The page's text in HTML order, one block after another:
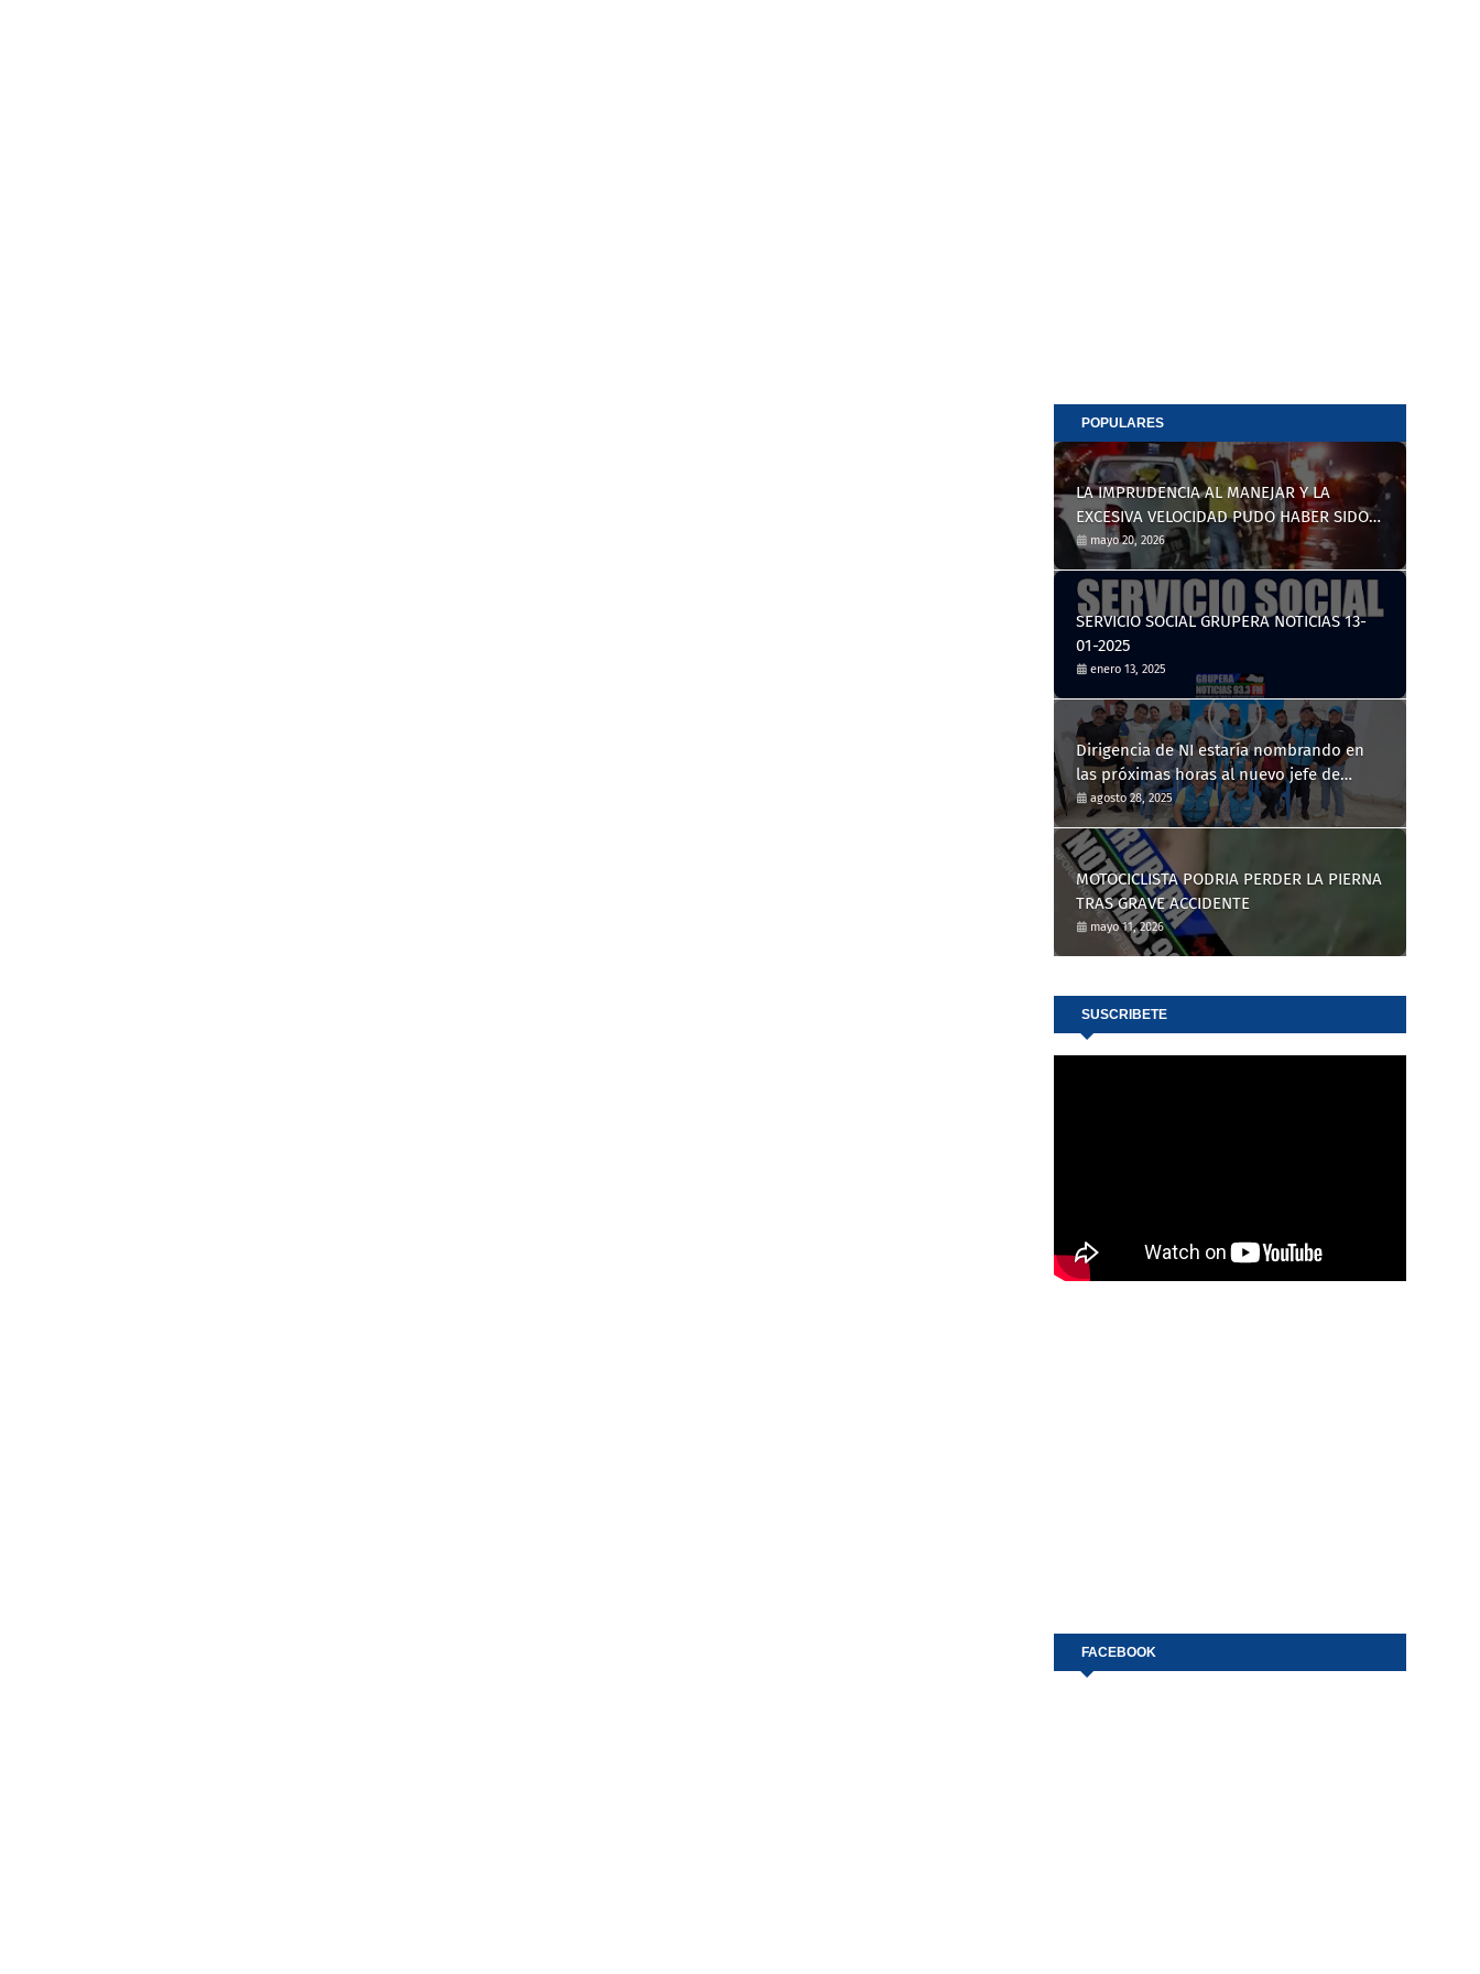
POPULARES
LA IMPRUDENCIA AL MANEJAR Y LA
EXCESIVA VELOCIDAD PUDO HABER SIDO
LA CAUSA DE UN TRÁGICO ACCIDENTE DE
TRÁNSITO
mayo 20, 2026
SERVICIO SOCIAL GRUPERA NOTICIAS 13-
01-2025
enero 13, 2025
Dirigencia de NI estaría nombrando en
las próximas horas al nuevo jefe de
distrito de Nahuizalco
agosto 28, 2025
MOTOCICLISTA PODRIA PERDER LA PIERNA
TRAS GRAVE ACCIDENTE
mayo 11, 2026
SUSCRIBETE
FACEBOOK